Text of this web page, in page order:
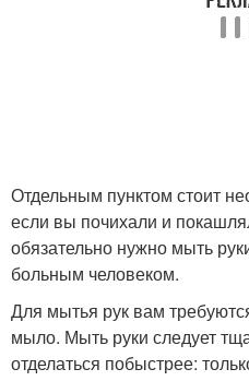
Отдельным пунктом стоит
если вы почихали и
обязательно нужно мыть
больным человеком.
Для мытья рук вам
мыло. Мыть руки следует
отделаться побыстрее: